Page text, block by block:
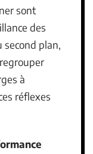
sont
des
second plan,
à
réflexes